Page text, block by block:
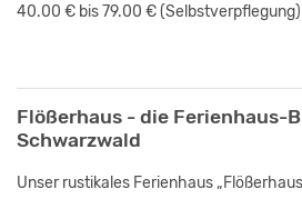
40.00 € bis 79.00 €(Selbstverpflegung)
Flößerhaus - die Ferienhaus-
Schwarzwald
Unser rustikales Ferienhaus